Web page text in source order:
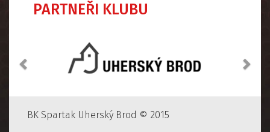
PARTNEŘI KLUBU
BK Spartak Uherský Brod © 2015